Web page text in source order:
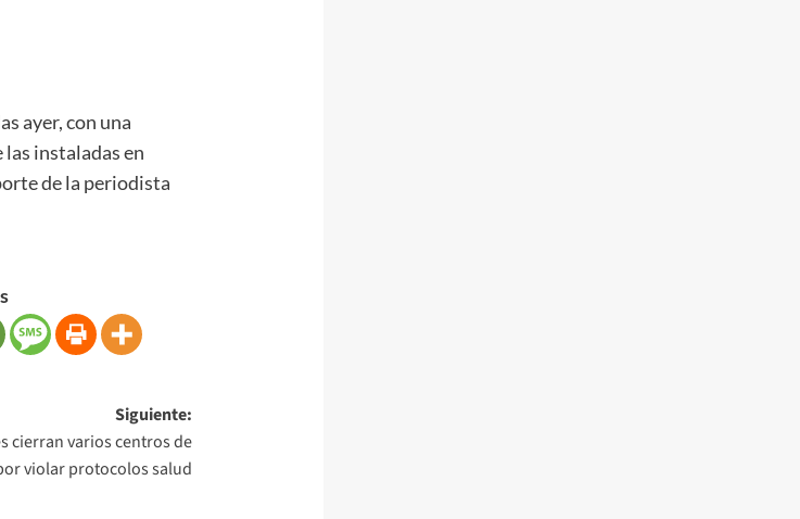
ayer, con una
las instaladas en
de la periodista
Siguiente:
cierran varios centros de
violar protocolos salud